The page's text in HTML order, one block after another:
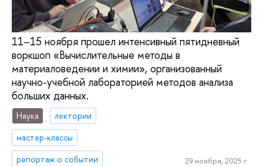
11–15 ноября прошел интенсивный пятидневный
воркшоп «Вычислительные методы в
материаловедении и химии», организованный
научно-учебной лабораторией методов анализа
больших данных.
Наука
лектории
мастер-классы
репортаж о событии
29 ноября, 2025 г.